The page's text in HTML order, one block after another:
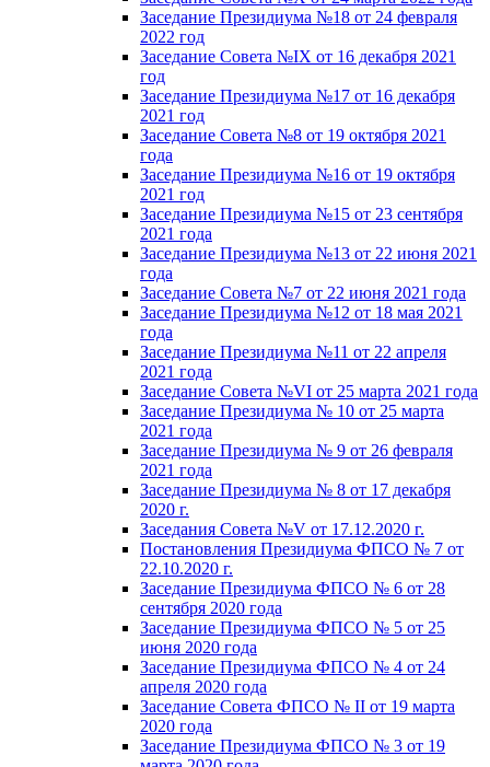
Заседание Президиума №18 от 24 февраля
2022 год
Заседание Совета №IX от 16 декабря 2021
год
Заседание Президиума №17 от 16 декабря
2021 год
Заседание Совета №8 от 19 октября 2021
года
Заседание Президиума №16 от 19 октября
2021 год
Заседание Президиума №15 от 23 сентября
2021 года
Заседание Президиума №13 от 22 июня 2021
года
Заседание Совета №7 от 22 июня 2021 года
Заседание Президиума №12 от 18 мая 2021
года
Заседание Президиума №11 от 22 апреля
2021 года
Заседание Совета №VI от 25 марта 2021 года
Заседание Президиума № 10 от 25 марта
2021 года
Заседание Президиума № 9 от 26 февраля
2021 года
Заседание Президиума № 8 от 17 декабря
2020 г.
Заседания Совета №V от 17.12.2020 г.
Постановления Президиума ФПСО № 7 от
22.10.2020 г.
Заседание Президиума ФПСО № 6 от 28
сентября 2020 года
Заседание Президиума ФПСО № 5 от 25
июня 2020 года
Заседание Президиума ФПСО № 4 от 24
апреля 2020 года
Заседание Совета ФПСО № II от 19 марта
2020 года
Заседание Президиума ФПСО № 3 от 19